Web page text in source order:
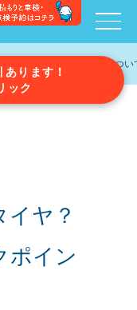
ります！
ック
準やチェックポイントについ
イヤ？
ポイン